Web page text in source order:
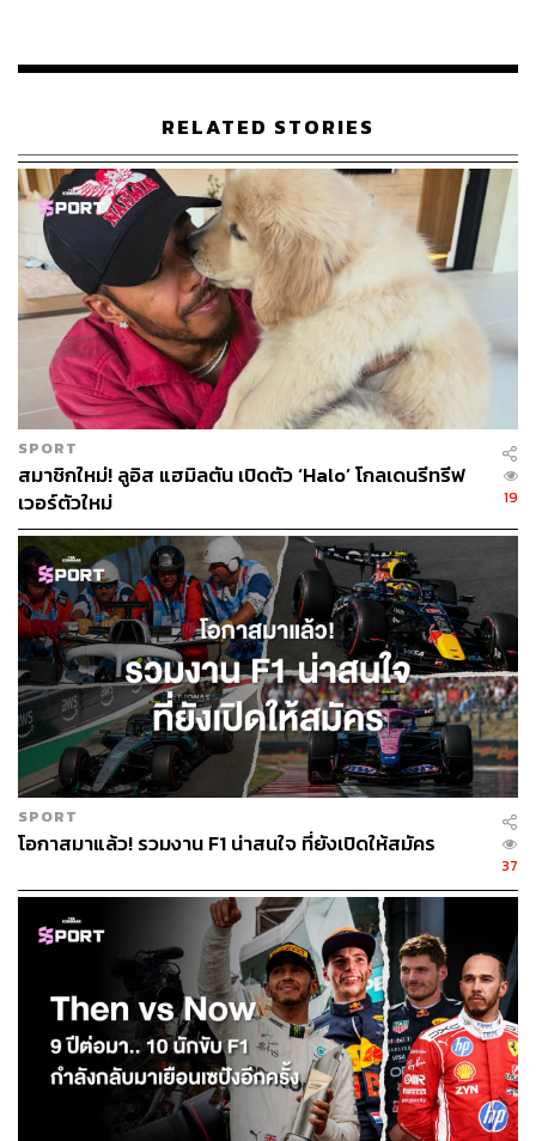
อเล็กซ์กำลังเพลิดเพลินกับ Sparkling Wine ของ Monsoon
Valley
นอกสนามแข่งผมมีโอกาสได้สนุกกับการออกแบบหมวกกันน็
อกสำหรับใช้แข่งขันในรูปแบบต่างๆ แบบที่ไมอามีกรังด์ปรีซ์
ผมแข่งด้วยหมวกสีส้ม เนื่องจากส้มเป็นผลไม้ประจำรัฐ
ฟลอริดา จะมีนักแข่งฟอร์มูลาวันสักกี่คนกันที่แข่งโดยเหมือน
มีส้มอยู่บนหัว? 😄 ผมยังได้ประกาศพาร์ตเนอร์ส่วนตัวราย
ใหม่อย่างหูฟัง Beats ดังนั้นผมคิดว่าน่าจะเป็นสิ่งที่ดีที่ผมจะ
ได้ออกแบบหมวกที่เข้ากับหูฟังได้ คุณคิดอย่างไรกันบ้าง?
แน่นอนว่าเราต้องทำหมวกขนาดเล็ก และขนาดของมันก็
(เกือบ) เท่ากับผลส้มจริงๆ เลย
RELATED STORIES
SPORT
สมาชิกใหม่! ลูอิส แฮมิลตัน เปิดตัว ‘Halo’ โกลเดนรีทรีฟ
เวอร์ตัวใหม่
19
SPORT
โอกาสมาแล้ว! รวมงาน F1 น่าสนใจ ที่ยังเปิดให้สมัคร
37